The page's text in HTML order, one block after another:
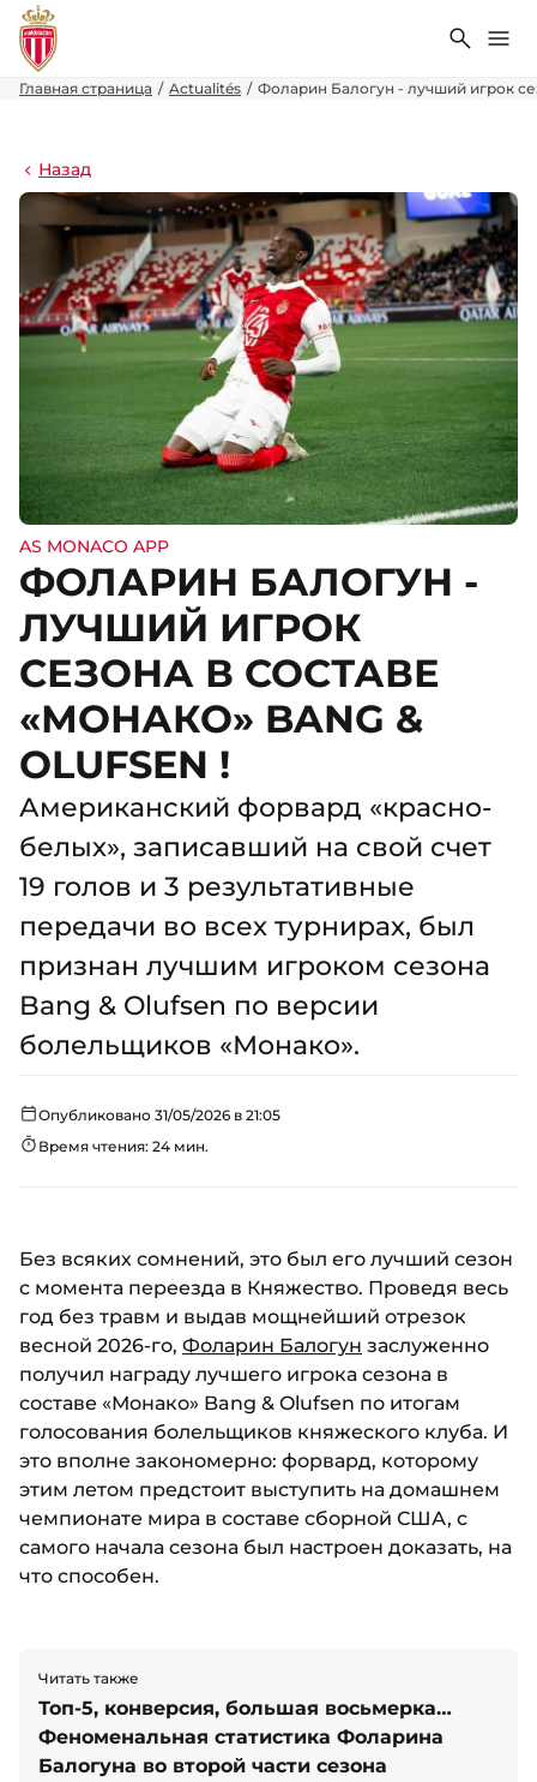
Поиск
Главная страница Actualités Фоларин Балогун - лучший игрок
Назад
AS MONACO APP
ФОЛАРИН БАЛОГУН -
ЛУЧШИЙ ИГРОК
СЕЗОНА В СОСТАВЕ
«МОНАКО» BANG &
OLUFSEN !
Американский форвард «красно-
белых», записавший на свой счет
19 голов и 3 результативные
передачи во всех турнирах, был
признан лучшим игроком сезона
Bang & Olufsen по версии
болельщиков «Монако».
Опубликовано 31/05/2026 в 21:05
Время чтения: 24 мин.
Без всяких сомнений, это был его лучший сезон
с момента переезда в Княжество. Проведя весь
год без травм и выдав мощнейший отрезок
весной 2026-го, Фоларин Балогун заслуженно
получил награду лучшего игрока сезона в
составе «Монако» Bang & Olufsen по итогам
голосования болельщиков княжеского клуба. И
это вполне закономерно: форвард, которому
этим летом предстоит выступить на домашнем
чемпионате мира в составе сборной США, с
самого начала сезона был настроен доказать, на
что способен.
Читать также
Топ-5, конверсия, большая восьмерка…
Феноменальная статистика Фоларина
Балогуна во второй части сезона